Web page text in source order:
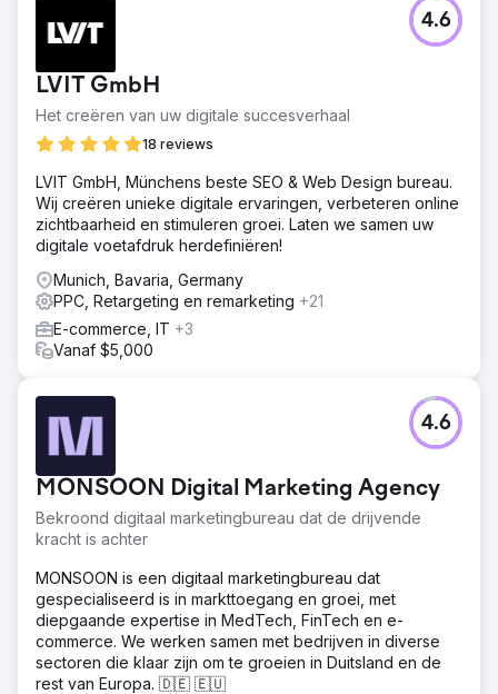
LVIT GmbH
Het creëren van uw digitale succesverhaal
18 reviews
4.6
LVIT GmbH, Münchens beste SEO & Web Design bureau.
Wij creëren unieke digitale ervaringen, verbeteren online
zichtbaarheid en stimuleren groei. Laten we samen uw
digitale voetafdruk herdefiniëren!
Munich, Bavaria, Germany
PPC, Retargeting en remarketing +21
E-commerce, IT +3
Vanaf $5,000
MONSOON Digital Marketing Agency
Bekroond digitaal marketingbureau dat de drijvende
kracht is achter
4.6
MONSOON is een digitaal marketingbureau dat
gespecialiseerd is in markttoegang en groei, met
diepgaande expertise in MedTech, FinTech en e-
commerce. We werken samen met bedrijven in diverse
sectoren die klaar zijn om te groeien in Duitsland en de
rest van Europa. 🇩🇪 🇪🇺